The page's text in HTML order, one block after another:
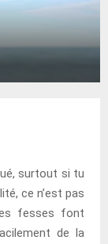
surtout si tu
ce n’est pas
fesses font
de la